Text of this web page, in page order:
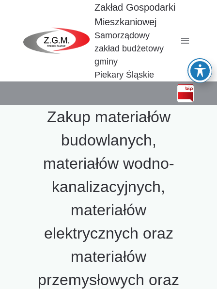
Zakład Gospodarki
Mieszkaniowej
Samorządowy
zakład budżetowy
gminy
Piekary Śląskie
Zakup materiałów
budowlanych,
materiałów wodno-
kanalizacyjnych,
materiałów
elektrycznych oraz
materiałów
przemysłowych oraz